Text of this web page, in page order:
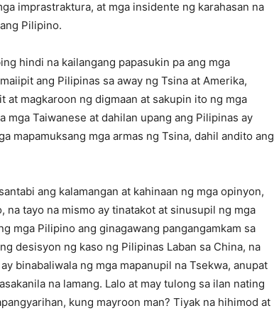
imprastraktura, at mga insidente ng karahasan na
Pilipino.
hindi na kailangang papasukin pa ang mga
ang Pilipinas sa away ng Tsina at Amerika,
at magkaroon ng digmaan at sakupin ito ng mga
mga Taiwanese at dahilan upang ang Pilipinas ay
mapamuksang mga armas ng Tsina, dahil andito ang
ang kalamangan at kahinaan ng mga opinyon,
na tayo na mismo ay tinatakot at sinusupil ng mga
mga Pilipino ang ginagawang pangangamkam sa
desisyon ng kaso ng Pilipinas Laban sa China, na
binabaliwala ng mga mapanupil na Tsekwa, anupat
na lamang. Lalo at may tulong sa ilan nating
kung mayroon man? Tiyak na hihimod at